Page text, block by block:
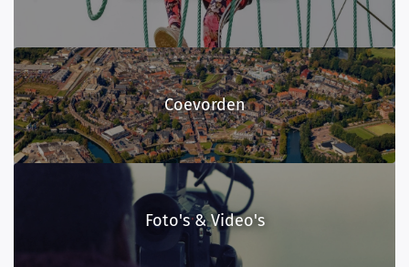
Coevorden
Foto's & Video's